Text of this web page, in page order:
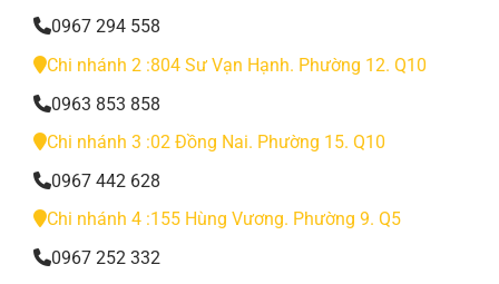
0967 294 558
Chi nhánh 2 :804 Sư Vạn Hạnh. Phường 12. Q10
0963 853 858
Chi nhánh 3 :02 Đồng Nai. Phường 15. Q10
0967 442 628
Chi nhánh 4 :155 Hùng Vương. Phường 9. Q5
0967 252 332